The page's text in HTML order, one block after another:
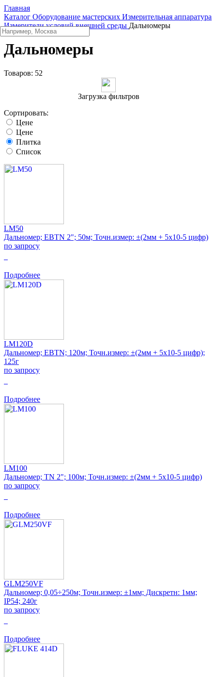
Главная
Каталог Оборудование мастерских Измерительная аппаратура
Измерители условий внешней среды Дальномеры
Дальномеры
Товаров: 52
Загрузка фильтров
Сортировать:
Цене
Цене
Плитка
Список
LM50
Дальномер; EBTN 2"; 50м; Точн.измер: ±(2мм + 5x10-5 цифр)
по запросу
Подробнее
LM120D
Дальномер; EBTN; 120м; Точн.измер: ±(2мм + 5x10-5 цифр);
125г
по запросу
Подробнее
LM100
Дальномер; TN 2"; 100м; Точн.измер: ±(2мм + 5x10-5 цифр)
по запросу
Подробнее
GLM250VF
Дальномер; 0,05÷250м; Точн.измер: ±1мм; Дискретн: 1мм;
IP54; 240г
по запросу
Подробнее